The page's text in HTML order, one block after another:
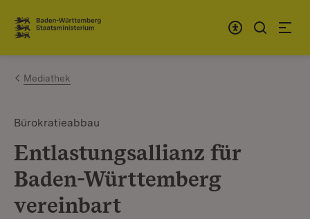
Zum Inhalt springen
Link zur Startseite
Mediathek
Bürokratieabbau
Entlastungsallianz für
Baden-Württemberg
vereinbart